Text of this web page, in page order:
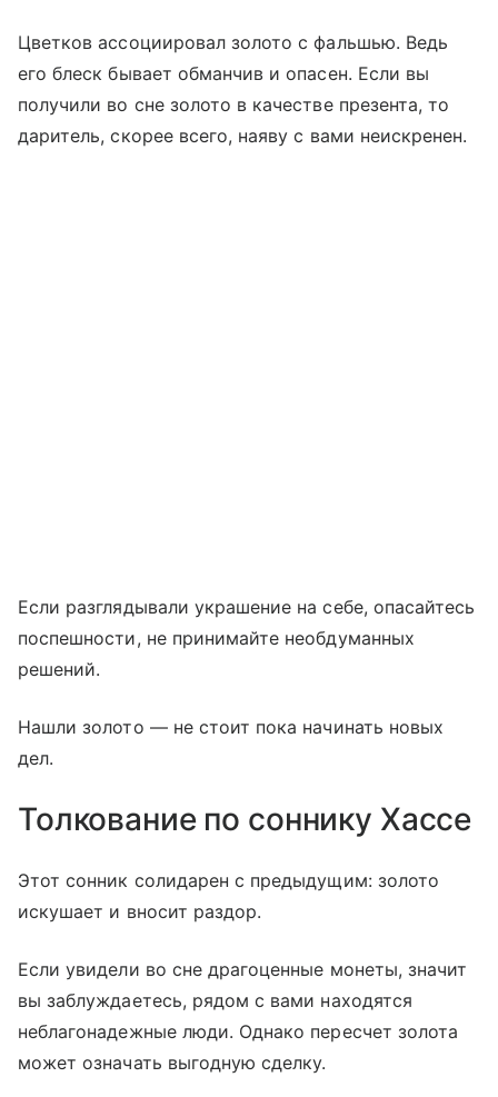
Цветков ассоциировал золото с фальшью. Ведь
его блеск бывает обманчив и опасен. Если вы
получили во сне золото в качестве презента, то
даритель, скорее всего, наяву с вами неискренен.
Если разглядывали украшение на себе, опасайтесь
поспешности, не принимайте необдуманных
решений.
Нашли золото — не стоит пока начинать новых
дел.
Толкование по соннику Хассе
Этот сонник солидарен с предыдущим: золото
искушает и вносит раздор.
Если увидели во сне драгоценные монеты, значит
вы заблуждаетесь, рядом с вами находятся
неблагонадежные люди. Однако пересчет золота
может означать выгодную сделку.